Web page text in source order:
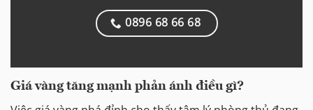
0896 68 66 68
Giá vàng tăng mạnh phản ánh điều gì?